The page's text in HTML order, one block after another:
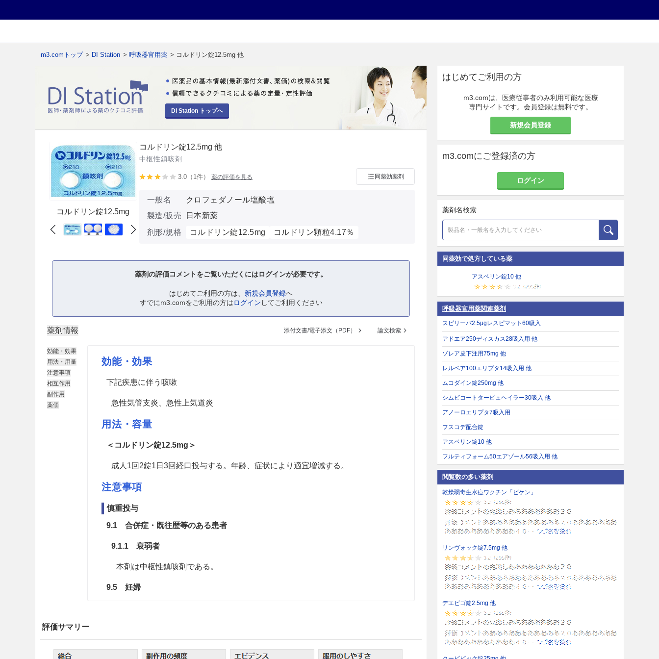
m3.comトップ > DI Station > 呼吸器官用薬 > コルドリン錠12.5mg 他
DI Station トップへ
コルドリン錠12.5mg
コルドリン錠12.5mg 他
中枢性鎮咳剤
3.0（1件） 薬の評価を見る 同薬効薬剤
一般名
クロフェダノール塩酸塩
製造/販売
日本新薬
剤形/規格
コルドリン錠12.5mg コルドリン顆粒4.17％
薬剤の評価コメントをご覧いただくにはログインが必要です。
はじめてご利用の方は、 新規会員登録へ
すでにm3.comをご利用の方はログイン してご利用ください
薬剤情報 添付文書/電子添文（PDF） 論文検索
効能・効果
用法・用量
注意事項
相互作用
副作用
薬価
効能・効果
下記疾患に伴う咳嗽
急性気管支炎、急性上気道炎
用法・容量
＜コルドリン錠12.5mg＞
成人1回2錠1日3回経口投与する。年齢、症状により適宜増減する。
注意事項
慎重投与
9.1 合併症・既往歴等のある患者
9.1.1 衰弱者
本剤は中枢性鎮咳剤である。
9.5 妊婦
治療上の有益性及び母乳栄養の有益性を考慮し、授乳の継続又は中止を検討する
評価サマリー
はじめてご利用の方
m3.comは、医療従事者のみ利用可能な医療
専門サイトです。会員登録は無料です。
新規会員登録
m3.comにご登録済の方
ログイン
薬剤名検索
同薬効で処方している薬
アスベリン錠10 他
呼吸器官用薬関連薬剤
スピリーバ2.5μgレスピマット60吸入
アドエア250ディスカス28吸入用 他
ゾレア皮下注用75mg 他
レルベア100エリプタ14吸入用 他
ムコダイン錠250mg 他
シムビコートタービュヘイラー30吸入 他
アノーロエリプタ7吸入用
フスコデ配合錠
アスベリン錠10 他
フルティフォーム50エアゾール56吸入用 他
閲覧数の多い薬剤
乾燥弱毒生水痘ワクチン「ビケン」
リンヴォック錠7.5mg 他
デエビゴ錠2.5mg 他